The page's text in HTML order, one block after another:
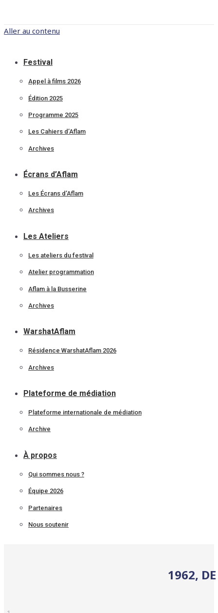
Aller au contenu
Festival
Appel à films 2026
Édition 2025
Programme 2025
Les Cahiers d’Aflam
Archives
Écrans d’Aflam
Les Écrans d’Aflam
Archives
Les Ateliers
Les ateliers du festival
Atelier programmation
Aflam à la Busserine
Archives
WarshatAflam
Résidence WarshatAflam 2026
Archives
Plateforme de médiation
Plateforme internationale de médiation
Archive
À propos
Qui sommes nous ?
Équipe 2026
Partenaires
Nous soutenir
1962, DE